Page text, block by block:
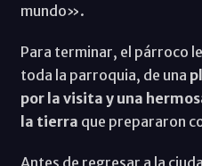
mundo».
Para terminar, el párroco
toda la parroquia, de una
por la visita y una
la tierra que prepararon
Antes de regresar a la